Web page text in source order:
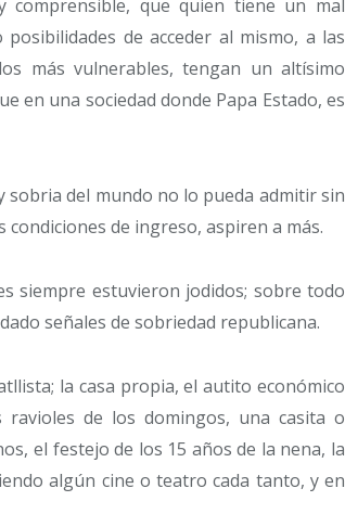
comprensible, que quien tiene un mal
de acceder al mismo, a las
más vulnerables, tengan un altísimo
en una sociedad donde Papa Estado, es
del mundo no lo pueda admitir sin
de ingreso, aspiren a más.
siempre estuvieron jodidos; sobre todo
señales de sobriedad republicana.
la casa propia, el autito económico
de los domingos, una casita o
el festejo de los 15 años de la nena, la
algún cine o teatro cada tanto, y en